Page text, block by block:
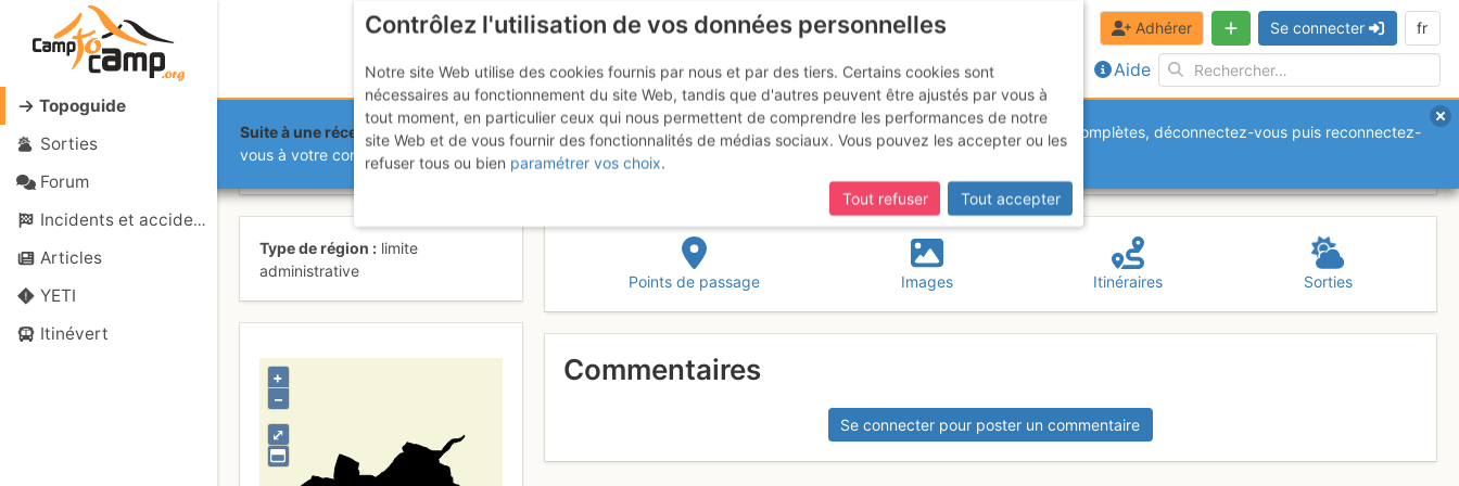
Topoguide
Sorties
Forum
Incidents et accidents
Articles
YETI
Itinévert
Aide
Adhérer Se connecter fr
Suite à une récente et importante mise à jour du site,si certaines pages ne sont plus accessibles, manquantes ou incomplètes, déconnectez-vous puis reconnectez-
vous à votre compte sur le site.
Basilea-Ciutat
Type de région
limite
administrative
⤢
+
–
Points de passage Images Itinéraires Sorties
Commentaires
Se connecter pour poster un commentaire
Contrôlez l'utilisation de vos données personnelles
Notre site Web utilise des cookies fournis par nous et par des tiers. Certains cookies sont
nécessaires au fonctionnement du site Web, tandis que d'autres peuvent être ajustés par vous à
tout moment, en particulier ceux qui nous permettent de comprendre les performances de notre
site Web et de vous fournir des fonctionnalités de médias sociaux. Vous pouvez les accepter ou les
refuser tous ou bien paramétrer vos choix.
Tout refuser
Tout accepter